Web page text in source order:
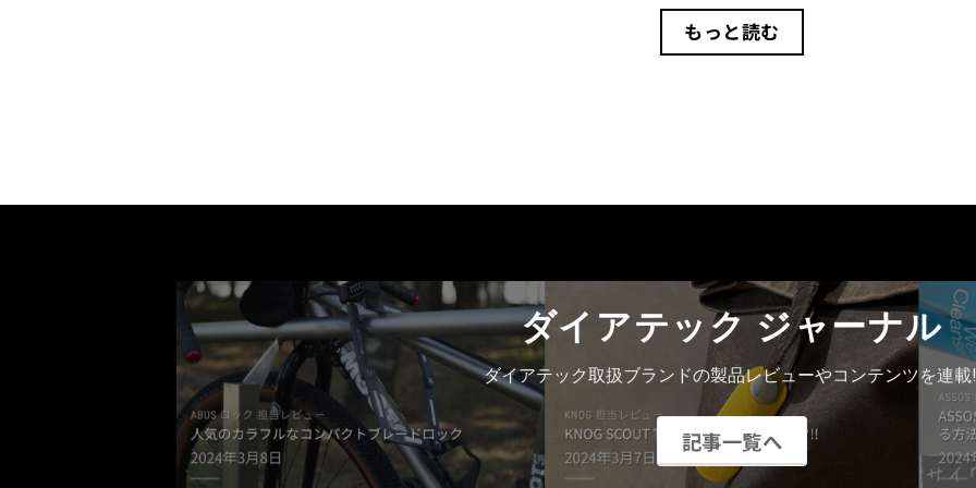
もっと読む
ダイアテック ジャーナル
ダイアテック取扱ブランドの製品レビューやコンテンツを連載
記事一覧へ